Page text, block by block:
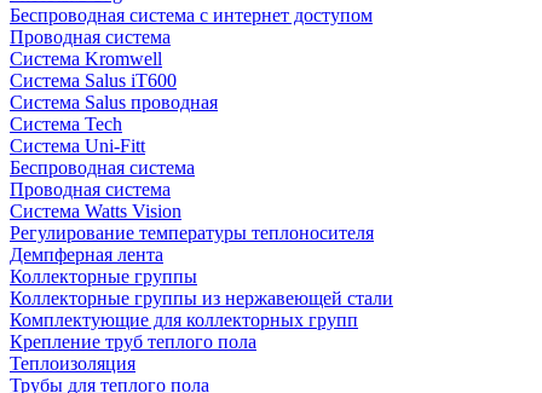
Беспроводная система с интернет доступом
Проводная система
Система Kromwell
Система Salus iT600
Система Salus проводная
Система Tech
Система Uni-Fitt
Беспроводная система
Проводная система
Система Watts Vision
Регулирование температуры теплоносителя
Демпферная лента
Коллекторные группы
Коллекторные группы из нержавеющей стали
Комплектующие для коллекторных групп
Крепление труб теплого пола
Теплоизоляция
Трубы для теплого пола